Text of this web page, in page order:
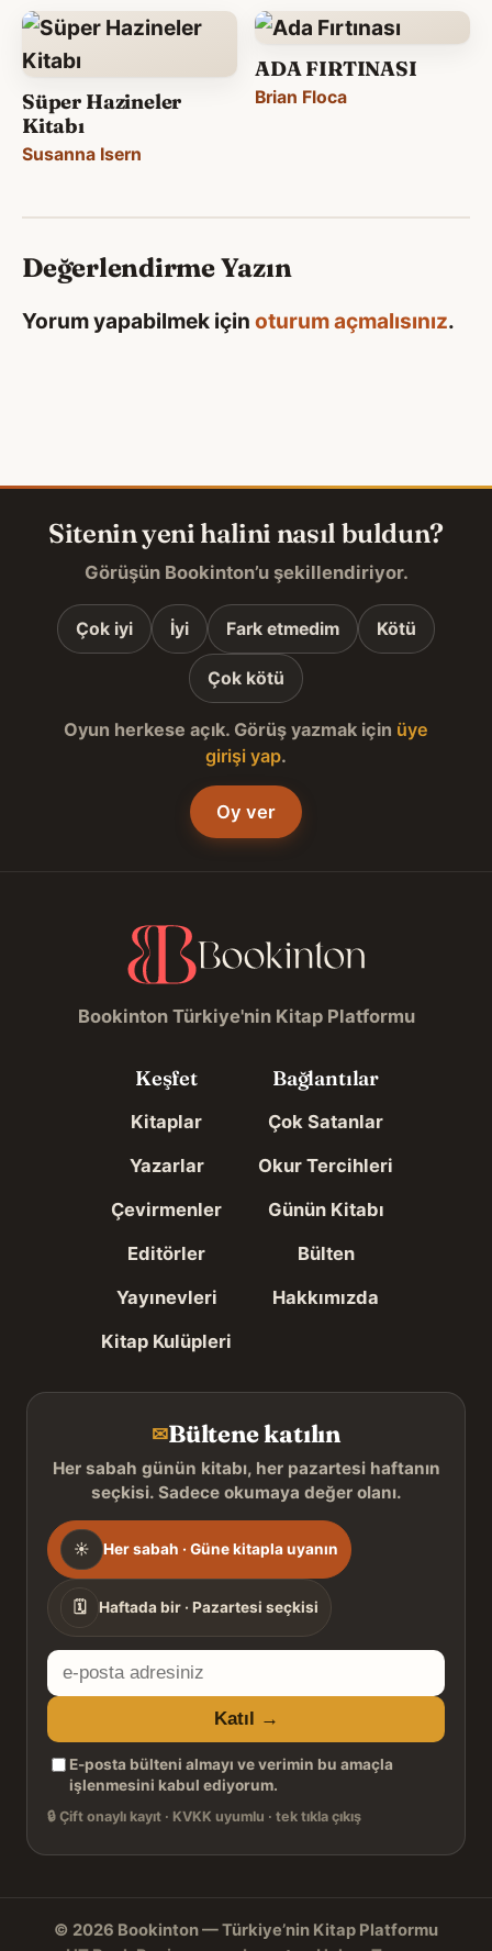
Süper Hazineler
Kitabı
Susanna Isern
ADA FIRTINASI
Brian Floca
Değerlendirme Yazın
Yorum yapabilmek için oturum açmalısınız.
Sitenin yeni halini nasıl buldun?
Görüşün Bookinton’u şekillendiriyor.
Çok iyi İyi Fark etmedim Kötü
Çok kötü
Oyun herkese açık. Görüş yazmak için üye
girişi yap.
Oy ver
Bookinton Türkiye'nin Kitap Platformu
Keşfet
Kitaplar
Yazarlar
Çevirmenler
Editörler
Yayınevleri
Kitap Kulüpleri
Bağlantılar
Çok Satanlar
Okur Tercihleri
Günün Kitabı
Bülten
Hakkımızda
✉Bültene katılın
Her sabah günün kitabı, her pazartesi haftanın
seçkisi. Sadece okumaya değer olanı.
Gönderim
sıklığı
☀ Her sabah · Güne kitapla uyanın
🗓 Haftada bir · Pazartesi seçkisi
E-
posta
adresiniz
Katıl →
E-posta bülteni almayı ve verimin bu amaçla
işlenmesini kabul ediyorum.
🔒 Çift onaylı kayıt · KVKK uyumlu · tek tıkla çıkış
© 2026 Bookinton — Türkiye’nin Kitap Platformu